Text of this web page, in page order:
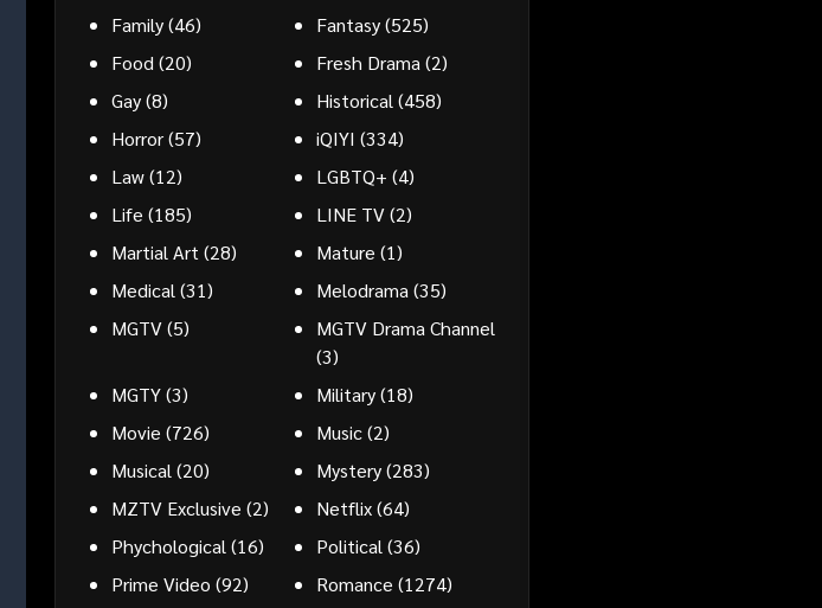
Family(46) Fantasy(525)
Food (20) Fresh Drama (2)
Gay(8) Historical (458)
Horror(57) iQIYI (334)
Law(12) LGBTQ+ (4)
Life (185) LINE TV(2)
Martial Art (28) Mature (1)
Medical (31) Melodrama (35)
MGTV(5)
MGTV Drama Channel
(3)
MGTY(3) Military(18)
Movie (726) Music(2)
Musical (20) Mystery(283)
MZTV Exclusive (2) Netflix(64)
Phychological (16) Political (36)
Prime Video (92) Romance (1274)